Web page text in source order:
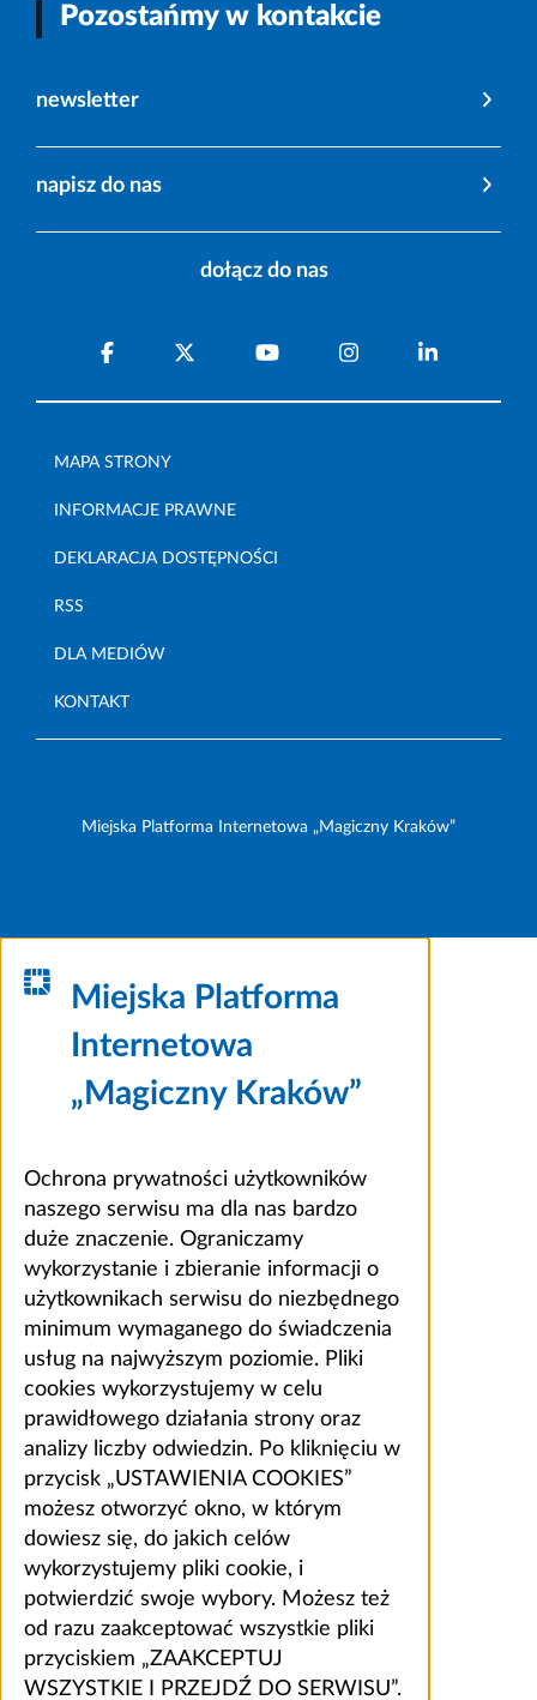
Pozostańmy w kontakcie
newsletter
napisz do nas
dołącz do nas
MAPA STRONY
INFORMACJE PRAWNE
DEKLARACJA DOSTĘPNOŚCI
RSS
DLA MEDIÓW
KONTAKT
Miejska Platforma Internetowa „Magiczny Kraków”
Miejska Platforma
Internetowa
„Magiczny Kraków”
Ochrona prywatności użytkowników
naszego serwisu ma dla nas bardzo
duże znaczenie. Ograniczamy
wykorzystanie i zbieranie informacji o
użytkownikach serwisu do niezbędnego
minimum wymaganego do świadczenia
usług na najwyższym poziomie. Pliki
cookies wykorzystujemy w celu
prawidłowego działania strony oraz
analizy liczby odwiedzin. Po kliknięciu w
przycisk „USTAWIENIA COOKIES”
możesz otworzyć okno, w którym
dowiesz się, do jakich celów
wykorzystujemy pliki cookie, i
potwierdzić swoje wybory. Możesz też
od razu zaakceptować wszystkie pliki
przyciskiem „ZAAKCEPTUJ
WSZYSTKIE I PRZEJDŹ DO SERWISU”.